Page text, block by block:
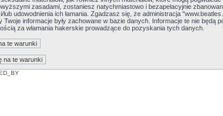
zasadami, zostaniesz natychmiastowo i bezapelacyjnie
udowodnienia ich łamania. Zgadzasz się, że administracja
informacje były zachowane w bazie danych. Informacje te nie będą
za włamania hakerskie prowadzące do pozyskania tych danych.